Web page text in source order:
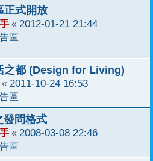
正式開放
« 2012-01-21 21:44
區
之都 (Design for Living)
« 2011-10-24 16:53
區
發問格式
« 2008-03-08 22:46
區